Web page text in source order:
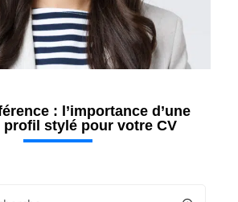
: l’importance d’une
profil stylé pour votre CV